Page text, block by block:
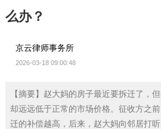
么办？
京云律师事务所
2026-03-18 09:00:48
【摘要】赵大妈的房子最近要拆迁了，
却远远低于正常的市场价格。征收方之
迁的补偿越高，后来，赵大妈向邻居打